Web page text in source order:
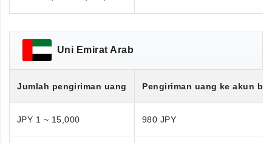
Uni Emirat Arab
Jumlah pengiriman uang Pengiriman uang ke akun
JPY 1 ~ 15,000 980 JPY